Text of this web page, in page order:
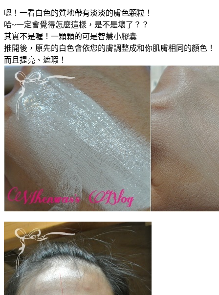
嗯！一看白色的質地帶有淡淡的膚色顆粒！
哈~一定會覺得怎麼這樣，是不是壞了？？
其實不是喔！一顆顆的可是智慧小膠囊
推開後，原先的白色會依您的膚調整成和你肌膚相同的顏色！
而且提亮、遮瑕！